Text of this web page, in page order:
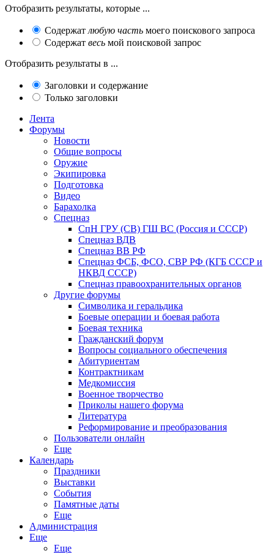
Отобразить результаты, которые ...
Содержат любую часть моего поискового запроса
Содержат весь мой поисковой запрос
Отобразить результаты в ...
Заголовки и содержание
Только заголовки
Лента
Форумы
Новости
Общие вопросы
Оружие
Экипировка
Подготовка
Видео
Барахолка
Спецназ
СпН ГРУ (СВ) ГШ ВС (Россия и СССР)
Спецназ ВДВ
Спецназ ВВ РФ
Спецназ ФСБ, ФСО, СВР РФ (КГБ СССР и
НКВД СССР)
Спецназ правоохранительных органов
Другие форумы
Символика и геральдика
Боевые операции и боевая работа
Боевая техника
Гражданский форум
Вопросы социального обеспечения
Абитуриентам
Контрактникам
Медкомиссия
Военное творчество
Приколы нашего форума
Литература
Реформирование и преобразования
Пользователи онлайн
Еще
Календарь
Праздники
Выставки
События
Памятные даты
Еще
Администрация
Еще
Еще